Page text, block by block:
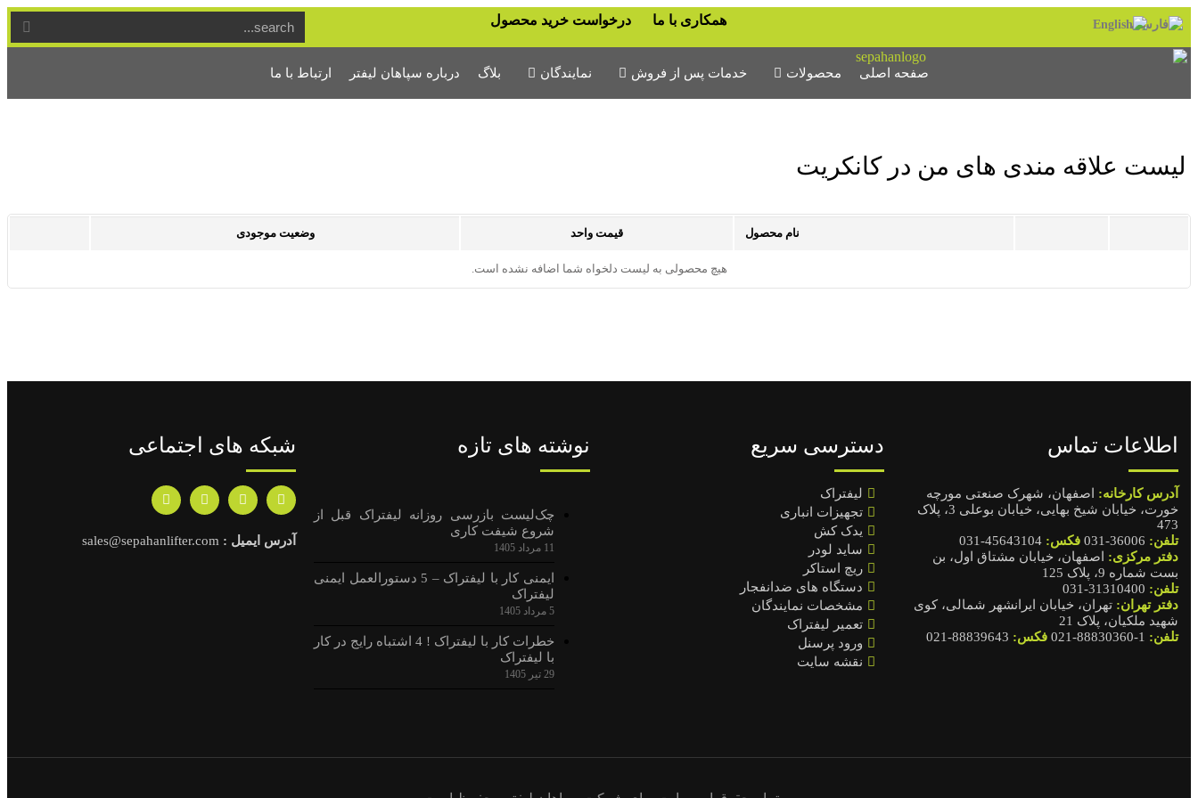
همکاری با ما درخواست خرید محصول
صفحه اصلی محصولات خدمات پس از فروش
فرم رضایت مشتری از خدمات
نمایندگان
مشخصات نمایندگان
بلاگ درباره سپاهان لیفتر ارتباط با ما
لیست علاقه مندی های من در کانکریت
نام محصول قیمت واحد وضعیت موجودی
هیچ محصولی به لیست دلخواه شما اضافه نشده است.
اطلاعات تماس
آدرس کارخانه: اصفهان، شهرک صنعتی مورچه
خورت، خیابان شیخ بهایی، خیابان بوعلی 3، پلاک
473
تلفن:
فکس:
دفتر مرکزی: اصفهان، خیابان مشتاق اول، بن
بست شماره 9، پلاک 125
تلفن:
دفتر تهران: تهران، خیابان ایرانشهر شمالی، کوی
شهید ملکیان، پلاک 21
تلفن:
فکس:
دسترسی سریع
لیفتراک
تجهیزات انباری
یدک کش
ساید لودر
ریچ استاکر
دستگاه های ضدانفجار
مشخصات نمایندگان
تعمیر لیفتراک
ورود پرسنل
نقشه سایت
نوشته های تازه
چک‌لیست بازرسی روزانه لیفتراک قبل از
شروع شیفت کاری
11 مرداد 1405
ایمنی کار با لیفتراک – 5 دستورالعمل ایمنی
لیفتراک
5 مرداد 1405
خطرات کار با لیفتراک ! 4 اشتباه رایج در کار
با لیفتراک
29 تیر 1405
شبکه های اجتماعی
آدرس ایمیل :